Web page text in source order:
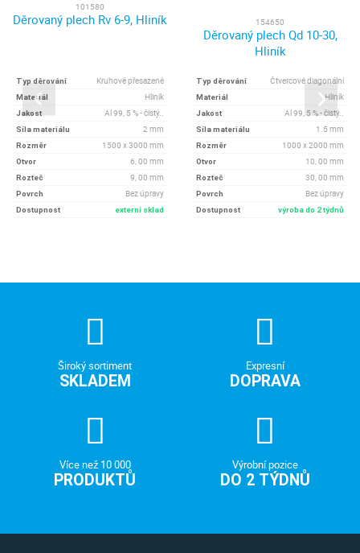
101580
Děrovaný plech Rv 6-9, Hliník
Typ děrování Kruhové přesazené
Materiál Hliník
Jakost Al 99, 5 % - čistý..
Síla materiálu 2 mm
Rozměr 1500 x 3000 mm
Otvor 6, 00 mm
Rozteč 9, 00 mm
Povrch Bez úpravy
Dostupnost externí sklad
154650
Děrovaný plech Qd 10-30,
Hliník
Typ děrování Čtvercové diagonální
Materiál Hliník
Jakost Al 99, 5 % - čistý..
Síla materiálu 1.5 mm
Rozměr 1000 x 2000 mm
Otvor 10, 00 mm
Rozteč 30, 00 mm
Povrch Bez úpravy
Dostupnost výroba do 2 týdnů
Široký sortiment
SKLADEM
Expresní
DOPRAVA
Více než 10 000
PRODUKTŮ
Výrobní pozice
DO 2 TÝDNŮ